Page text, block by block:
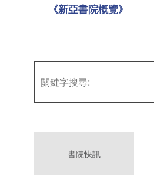
《新亞書院概覽》
書院快訊